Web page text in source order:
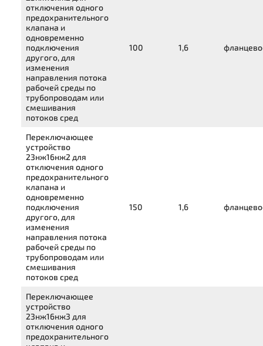
отключения одного
предохранительного
клапана и
одновременно
подключения
другого, для
изменения
направления потока
рабочей среды по
трубопроводам или
смешивания
потоков сред
100 1,6
Переключающее
устройство
23нж16нж2 для
отключения одного
предохранительного
клапана и
одновременно
подключения
другого, для
изменения
направления потока
рабочей среды по
трубопроводам или
смешивания
потоков сред
150 1,6
Переключающее
устройство
23нж16нж3 для
отключения одного
предохранительного